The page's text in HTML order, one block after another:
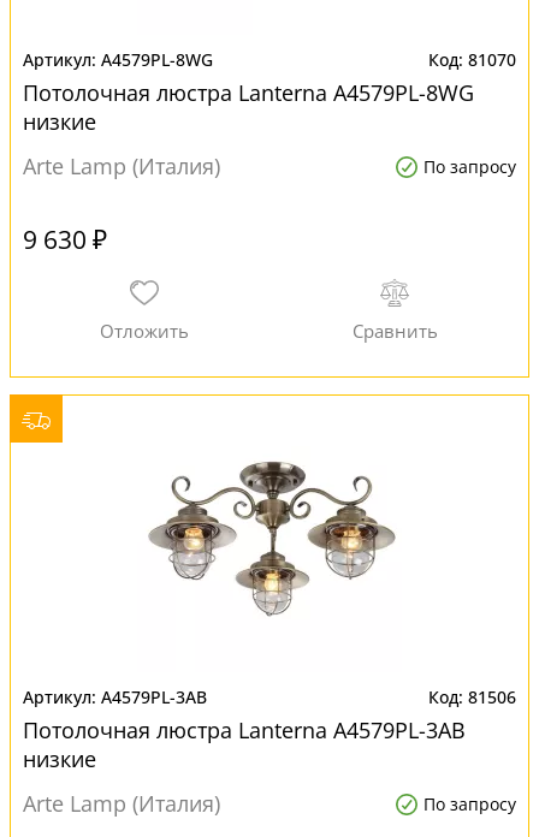
A4579PL-8WG 81070
Потолочная люстра Lanterna A4579PL-8WG
низкие
Arte Lamp (Италия)
По запросу
9 630 ₽
A4579PL-3AB 81506
Потолочная люстра Lanterna A4579PL-3AB
низкие
Arte Lamp (Италия)
По запросу